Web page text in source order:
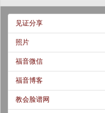
见证分享
照片
福音微信
福音博客
教会脸谱网